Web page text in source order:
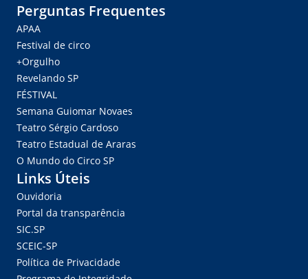
Perguntas Frequentes
APAA
Festival de circo
+Orgulho
Revelando SP
FÉSTIVAL
Semana Guiomar Novaes
Teatro Sérgio Cardoso
Teatro Estadual de Araras
O Mundo do Circo SP
Links Úteis
Ouvidoria
Portal da transparência
SIC.SP
SCEIC-SP
Política de Privacidade